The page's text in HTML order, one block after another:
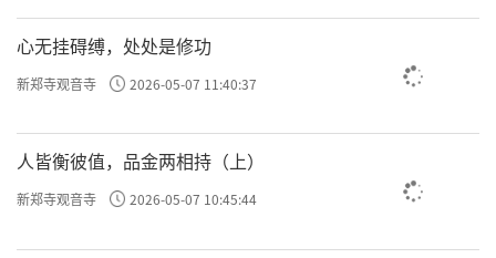
许方勇解读《了凡四训》（二七）
许方勇解读《了凡四训》（三零）
心无挂碍缚，处处是修功
新郑寺观音寺 2026-05-07 11:40:37
人皆衡彼值，品金两相持（上）
新郑寺观音寺 2026-05-07 10:45:44